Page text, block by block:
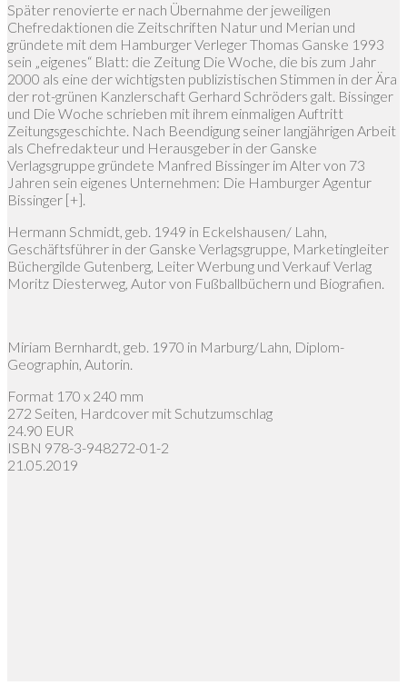
Später renovierte er nach Übernahme der jeweiligen
Chefredaktionen die Zeitschriften Natur und Merian und
gründete mit dem Hamburger Verleger Thomas Ganske 1993
sein „eigenes“ Blatt: die Zeitung Die Woche, die bis zum Jahr
2000 als eine der wichtigsten publizistischen Stimmen in der Ära
der rot-grünen Kanzlerschaft Gerhard Schröders galt. Bissinger
und Die Woche schrieben mit ihrem einmaligen Auftritt
Zeitungsgeschichte. Nach Beendigung seiner langjährigen Arbeit
als Chefredakteur und Herausgeber in der Ganske
Verlagsgruppe gründete Manfred Bissinger im Alter von 73
Jahren sein eigenes Unternehmen: Die Hamburger Agentur
Bissinger [+].
Hermann Schmidt, geb. 1949 in Eckelshausen/ Lahn,
Geschäftsführer in der Ganske Verlagsgruppe, Marketingleiter
Büchergilde Gutenberg, Leiter Werbung und Verkauf Verlag
Moritz Diesterweg, Autor von Fußballbüchern und Biografien.
Miriam Bernhardt, geb. 1970 in Marburg/Lahn, Diplom-
Geographin, Autorin.
Format 170 x 240 mm
272 Seiten, Hardcover mit Schutzumschlag
24.90 EUR
ISBN 978-3-948272-01-2
21.05.2019